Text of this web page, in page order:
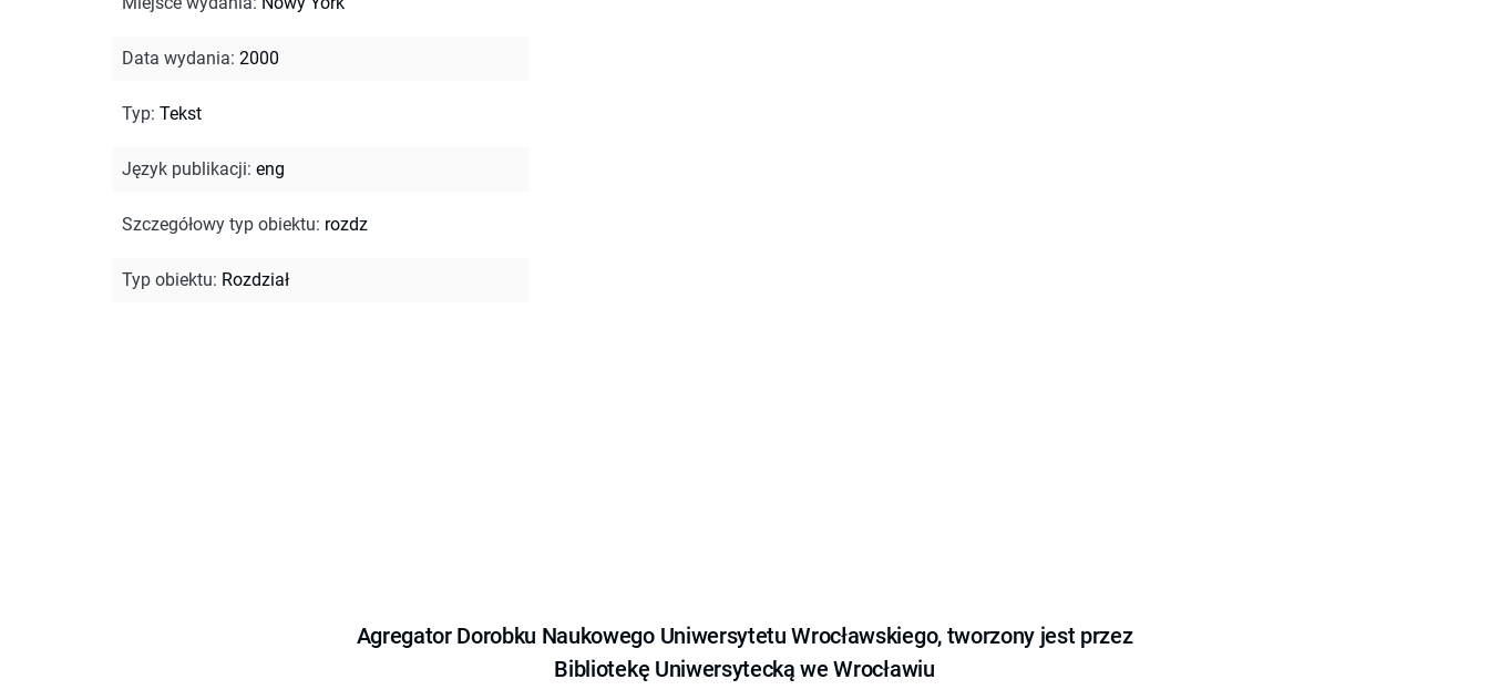
Data wydania: 2000
Typ: Tekst
Język publikacji: eng
Szczegółowy typ obiektu: rozdz
Typ obiektu: Rozdział
Agregator Dorobku Naukowego Uniwersytetu Wrocławskiego, tworzony jest przez
Bibliotekę Uniwersytecką we Wrocławiu